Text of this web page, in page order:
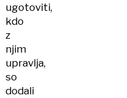
ugotoviti,
kdo
z
njim
upravlja,
so
dodali